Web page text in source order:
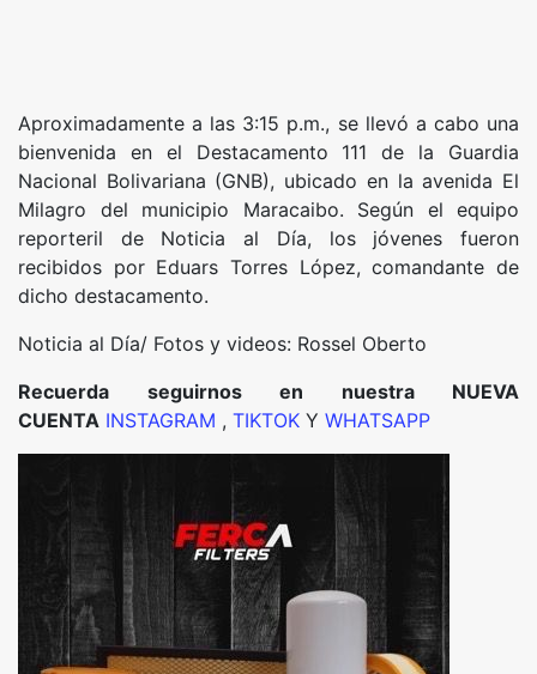
Aproximadamente a las 3:15 p.m., se llevó a cabo una
bienvenida en el Destacamento 111 de la Guardia
Nacional Bolivariana (GNB), ubicado en la avenida El
Milagro del municipio Maracaibo. Según el equipo
reporteril de Noticia al Día, los jóvenes fueron
recibidos por Eduars Torres López, comandante de
dicho destacamento.
Noticia al Día/ Fotos y videos: Rossel Oberto
Recuerda seguirnos en nuestra NUEVA
CUENTA INSTAGRAM , TIKTOK Y WHATSAPP